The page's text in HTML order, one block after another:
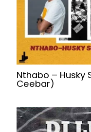
Nthabo – Husky
Ceebar)